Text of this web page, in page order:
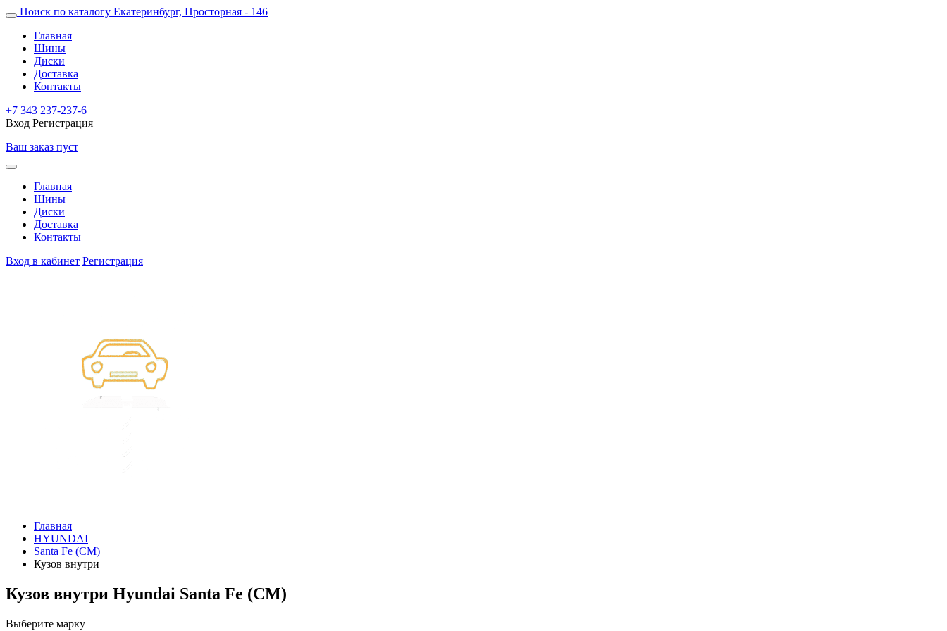
Поиск по каталогу Екатеринбург, Просторная - 146
Главная
Шины
Диски
Доставка
Контакты
+7 343 237-237-6
Вход Регистрация
Ваш заказ пуст
Главная
Шины
Диски
Доставка
Контакты
Вход в кабинет Регистрация
Главная
HYUNDAI
Santa Fe (CM)
Кузов внутри
Кузов внутри Hyundai Santa Fe (CM)
Выберите марку